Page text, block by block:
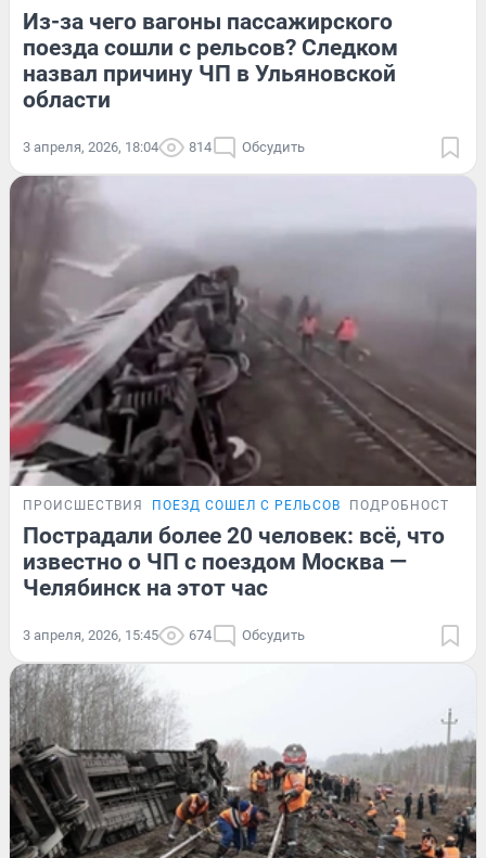
Из-за чего вагоны пассажирского
поезда сошли с рельсов? Следком
назвал причину ЧП в Ульяновской
области
3 апреля, 2026, 18:04 814 Обсудить
ПРОИСШЕСТВИЯ ПОЕЗД СОШЕЛ С РЕЛЬСОВ ПОДРОБНОСТИ
Пострадали более 20 человек: всё, что
известно о ЧП с поездом Москва —
Челябинск на этот час
3 апреля, 2026, 15:45 674 Обсудить